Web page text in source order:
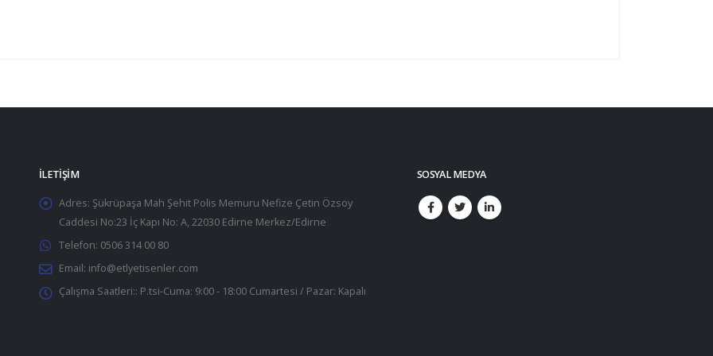
İLETIŞIM
Adres: Şükrüpaşa Mah Şehit Polis Memuru Nefize Çetin Özsoy
Caddesi No:23 İç Kapı No: A, 22030 Edirne Merkez/Edirne
Telefon: 0506 314 00 80
Email: info@etlyetisenler.com
Çalışma Saatleri:: P.tsi-Cuma: 9:00 - 18:00 Cumartesi / Pazar: Kapalı
SOSYAL MEDYA